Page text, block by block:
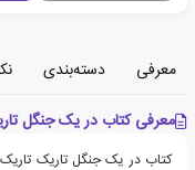
معرفی دسته‌بندی
معرفی کتاب در یک جنگل